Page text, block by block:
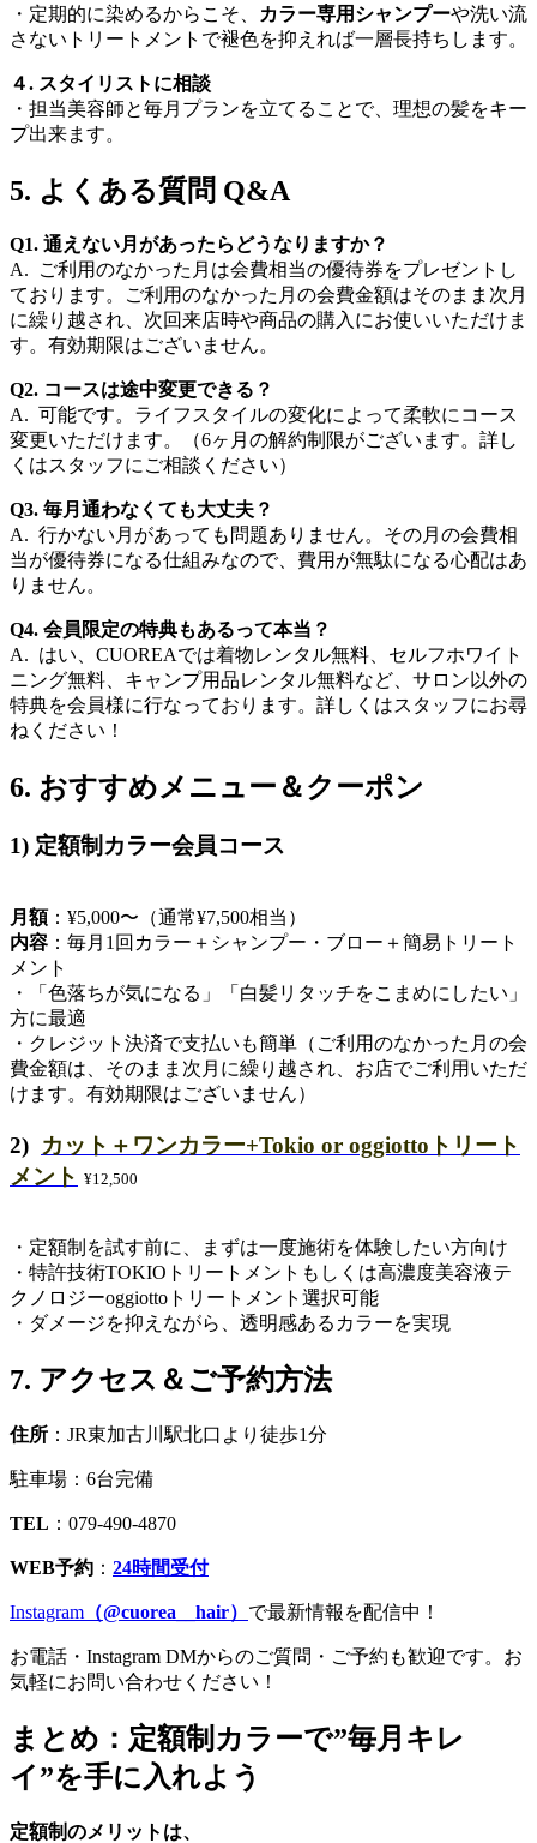
・定期的に染めるからこそ、 カラー専用シャンプーや洗い流
さないトリートメントで褪色を抑えれば一層長持ちします。
４. スタイリストに相談
・担当美容師と毎月プランを立てることで、理想の髪をキー
プ出来ます。
5. よくある質問 Q&A
Q1. 通えない月があったらどうなりますか？
A. ご利用のなかった月は会費相当の優待券をプレゼントし
ております。ご利用のなかった月の会費金額はそのまま次月
に繰り越され、次回来店時や商品の購入にお使いいただけま
す。有効期限はございません。
Q2. コースは途中変更できる？
A. 可能です。ライフスタイルの変化によって柔軟にコース
変更いただけます。（6ヶ月の解約制限がございます。詳し
くはスタッフにご相談ください）
Q3. 毎月通わなくても大丈夫？
A. 行かない月があっても問題ありません。その月の会費相
当が優待券になる仕組みなので、費用が無駄になる心配はあ
りません。
Q4. 会員限定の特典もあるって本当？
A. はい、CUOREAでは着物レンタル無料、セルフホワイト
ニング無料、キャンプ用品レンタル無料など、サロン以外の
特典を会員様に行なっております。詳しくはスタッフにお尋
ねください！
6. おすすめメニュー＆クーポン
1) 定額制カラー会員コース
月額：¥5,000〜（通常¥7,500相当）
内容 ：毎月1回カラー＋シャンプー・ブロー＋簡易トリート
メント
・「色落ちが気になる」「白髪リタッチをこまめにしたい」
方に最適
・クレジット決済で支払いも簡単（ご利用のなかった月の会
費金額は、そのまま次月に繰り越され、お店でご利用いただ
けます。有効期限はございません）
2) カット＋ワンカラー+Tokio or oggiottoトリート
メント ¥12,500
・定額制を試す前に、まずは一度施術を体験したい方向け
・特許技術TOKIOトリートメントもしくは高濃度美容液テ
クノロジーoggiottoトリートメント選択可能
・ダメージを抑えながら、透明感あるカラーを実現
7. アクセス＆ご予約方法
住所 ：JR東加古川駅北口より徒歩1分
駐車場：6台完備
TEL ：079-490-4870
WEB予約 ： 24時間受付
Instagram （@cuorea__hair） で最新情報を配信中！
お電話・Instagram DMからのご質問・ご予約も歓迎です。お
気軽にお問い合わせください！
まとめ：定額制カラーで”毎月キレ
イ”を手に入れよう
定額制のメリットは、